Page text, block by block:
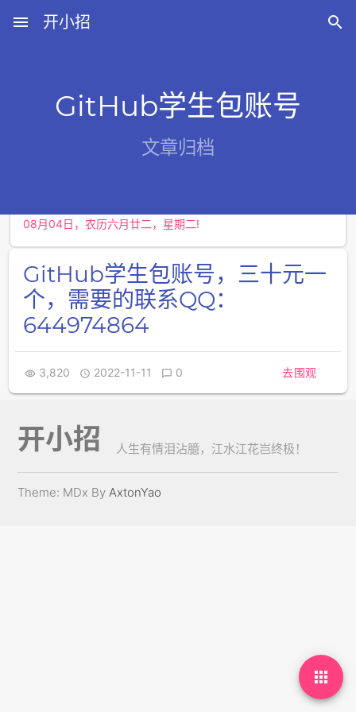
menu 开小招 
GitHub学生包账号
文章归档
GitHub学生包账号，三十元一
个，需要的联系QQ：
644974864
 3,820  2022-11-11  0 去围观

开小招 人生有情泪沾臆，江水江花岂终极！
Theme: MDx ByAxtonYao
近期文章
08月08日，农历六月廿六，星期六!
08月04日，农历六月廿二，星期二!